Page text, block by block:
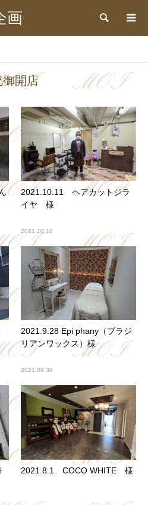
画 検索
御開店
2021.10.11 ヘアカットジラ
イヤ 様
2021.10.12
2021.9.28 Epi phany（ブラジ
リアンワックス）様
2021.09.30
2021.8.1 COCO WHITE 様